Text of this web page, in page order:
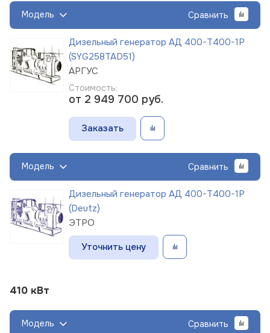
Модель Сравнить
Дизельный генератор АД 400-Т400-1Р
(SYG258TAD51)
АРГУС
Стоимость:
от 2 949 700 руб.
Заказать
Модель Сравнить
Дизельный генератор АД 400-Т400-1Р
(Deutz)
ЭТРО
Уточнить цену
410 кВт
Модель Сравнить